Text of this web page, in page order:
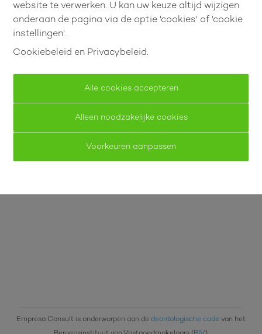
website te verwerken. U kan uw keuze altijd wijzigen
onderaan de pagina via de optie 'cookies' of 'cookie
instellingen'.
Cookiebeleid en Privacybeleid.
Alle cookies accepteren
Alleen noodzakelijke cookies
Voorkeuren aanpassen
Empresa Consult
Prins Albertlaan 12
Gratis schatting
Empresa Consult is onderworpen aan de deontologische code van het